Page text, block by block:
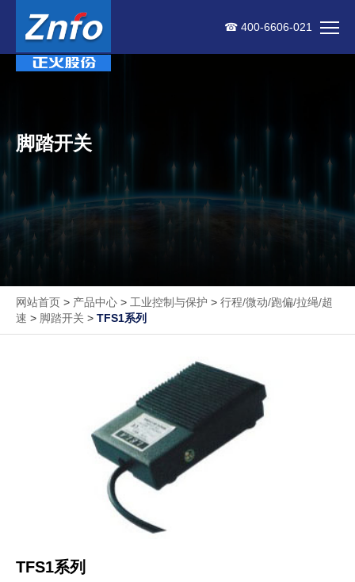
☎ 400-6606-021
脚踏开关
网站首页 > 产品中心 > 工业控制与保护 > 行程/微动/跑偏/拉绳/超
速 > 脚踏开关 > TFS1系列
TFS1系列